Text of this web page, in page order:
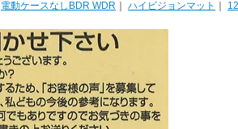
電動ケースなしBDR WDR ハイビジョンマット